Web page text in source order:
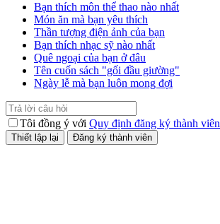
Bạn thích môn thể thao nào nhất
Món ăn mà bạn yêu thích
Thần tượng điện ảnh của bạn
Bạn thích nhạc sỹ nào nhất
Quê ngoại của bạn ở đâu
Tên cuốn sách "gối đầu giường"
Ngày lễ mà bạn luôn mong đợi
Tôi đồng ý với Quy định đăng ký thành viên